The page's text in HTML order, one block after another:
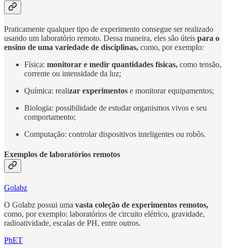
Praticamente qualquer tipo de experimento consegue ser realizado
usando um laboratório remoto. Dessa maneira, eles são úteis para o
ensino de uma variedade de disciplinas, como, por exemplo:
Física: monitorar e medir quantidades físicas, como tensão,
corrente ou intensidade da luz;
Química: realizar experimentos e monitorar equipamentos;
Biologia: possibilidade de estudar organismos vivos e seu
comportamento;
Computação: controlar dispositivos inteligentes ou robôs.
Exemplos de laboratórios remotos
Golabz
O Golabz possui uma vasta coleção de experimentos remotos,
como, por exemplo: laboratórios de circuito elétrico, gravidade,
radioatividade, escalas de PH, entre outros.
PhET